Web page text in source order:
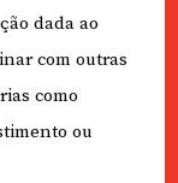
dada ao
com outras
como
ou